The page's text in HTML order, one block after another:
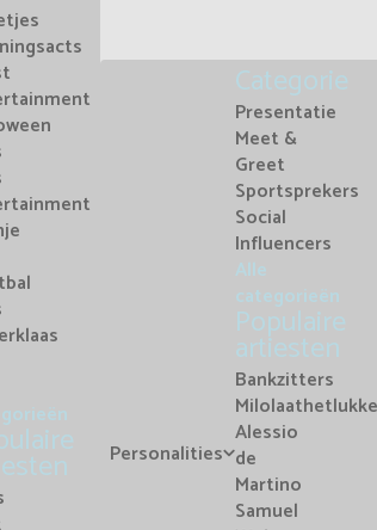
Personalities
Categorie
Presentatie
Meet &
Greet
Sportsprekers
Social
Influencers
Alle
categorieën
Populaire
artiesten
Bankzitters
Alessio
de
Martino
Samuel